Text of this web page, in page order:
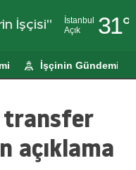
İşçisi"
İstanbul
Açık
31°
Adıyaman
Ağrı
Amasya
İşçinin Gündemi
transfer
açıklama